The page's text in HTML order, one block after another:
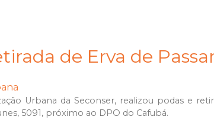
de Erva de
Urbana da Seconser, realizou podas e
5091, próximo ao DPO do Cafubá.